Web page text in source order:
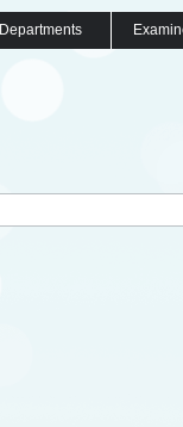
Departments